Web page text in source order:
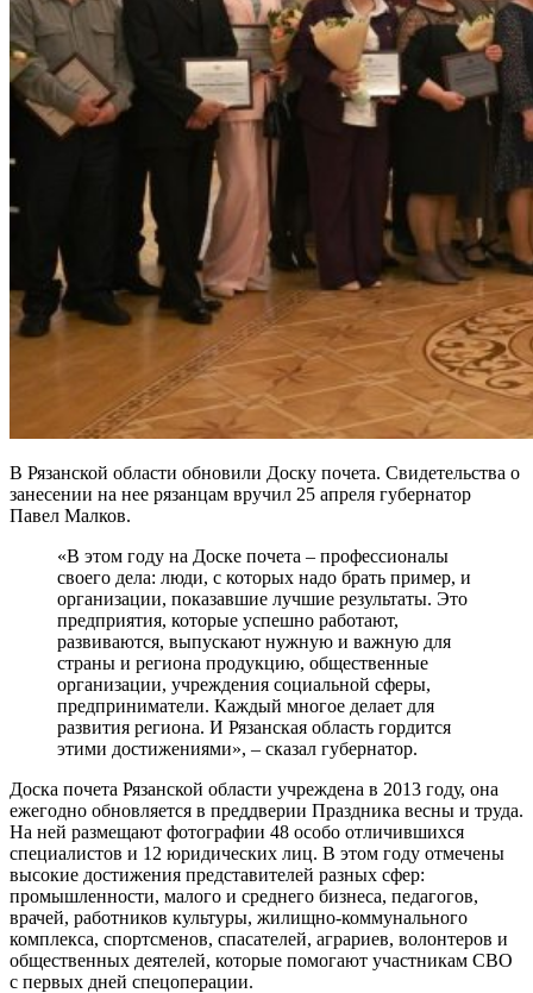
В Рязанской области обновили Доску почета. Свидетельства о
занесении на нее рязанцам вручил 25 апреля губернатор
Павел Малков.
«В этом году на Доске почета – профессионалы
своего дела: люди, с которых надо брать пример, и
организации, показавшие лучшие результаты. Это
предприятия, которые успешно работают,
развиваются, выпускают нужную и важную для
страны и региона продукцию, общественные
организации, учреждения социальной сферы,
предприниматели. Каждый многое делает для
развития региона. И Рязанская область гордится
этими достижениями», – сказал губернатор.
Доска почета Рязанской области учреждена в 2013 году, она
ежегодно обновляется в преддверии Праздника весны и труда.
На ней размещают фотографии 48 особо отличившихся
специалистов и 12 юридических лиц. В этом году отмечены
высокие достижения представителей разных сфер:
промышленности, малого и среднего бизнеса, педагогов,
врачей, работников культуры, жилищно-коммунального
комплекса, спортсменов, спасателей, аграриев, волонтеров и
общественных деятелей, которые помогают участникам СВО
с первых дней спецоперации.